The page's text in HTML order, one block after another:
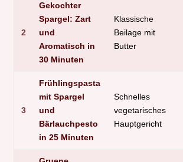
2
Gekochter
Spargel: Zart
und
Aromatisch in
30 Minuten
Klassische
Beilage mit
Butter
3
Frühlingspasta
mit Spargel
und
Bärlauchpesto
in 25 Minuten
Schnelles
vegetarisches
Hauptgericht